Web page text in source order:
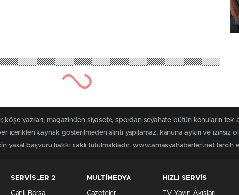
köşe yazıları, magazinden siyasete, spordan seyahate bütün konuların
içerikleri kaynak gösterilmeden alıntı yapılamaz, kanuna aykırı ve izinsiz
yasal başvuru hakkı saklı tutulmaktadır. www.amasyahaberleri.net
SERVİSLER 2
Canlı Borsa
MULTİMEDYA
Gazeteler
HIZLI SERVİS
TV Yayın Akışları